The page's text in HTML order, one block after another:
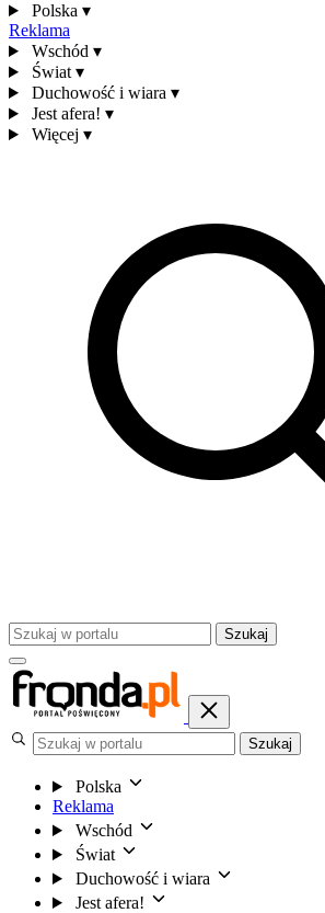
Polska ▾
Reklama
Wschód ▾
Świat ▾
Duchowość i wiara ▾
Jest afera! ▾
Więcej ▾
Szukaj
Szukaj
Polska
Reklama
Wschód
Świat
Duchowość i wiara
Jest afera!